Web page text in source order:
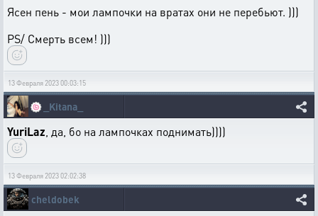
Ясен пень - мои лампочки на вратах они не перебьют. )))
PS/ Смерть всем! )))
13 Февраля 2023 00:03:15
🍥 _Kitana_
YuriLaz, да, бо на лампочках поднимать))))
13 Февраля 2023 02:02:38
cheldobek